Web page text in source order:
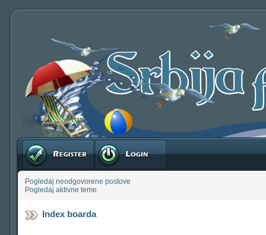
Registruj se Prijavite se
Pogledaj neodgovorene postove
Pogledaj aktivne teme
Index boarda